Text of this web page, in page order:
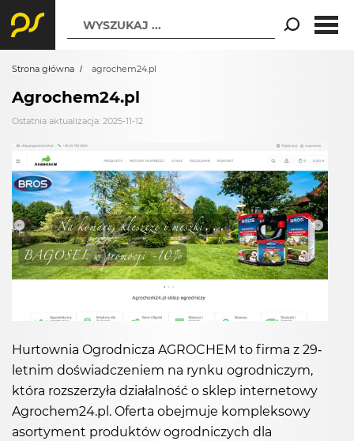
WYSZUKAJ ...
Strona główna agrochem24.pl
Agrochem24.pl
Ostatnia aktualizacja: 2025-11-12
Hurtownia Ogrodnicza AGROCHEM to firma z 29-
letnim doświadczeniem na rynku ogrodniczym,
która rozszerzyła działalność o sklep internetowy
Agrochem24.pl. Oferta obejmuje kompleksowy
asortyment produktów ogrodniczych dla